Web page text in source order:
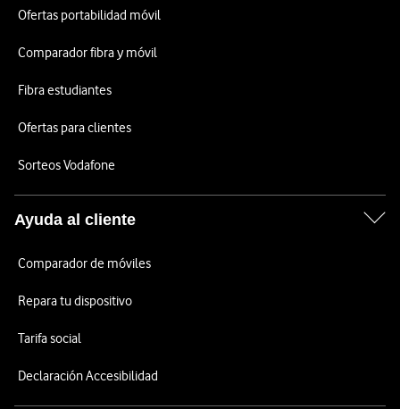
Ofertas portabilidad móvil
Comparador fibra y móvil
Fibra estudiantes
Ofertas para clientes
Sorteos Vodafone
Ayuda al cliente
Comparador de móviles
Repara tu dispositivo
Tarifa social
Declaración Accesibilidad